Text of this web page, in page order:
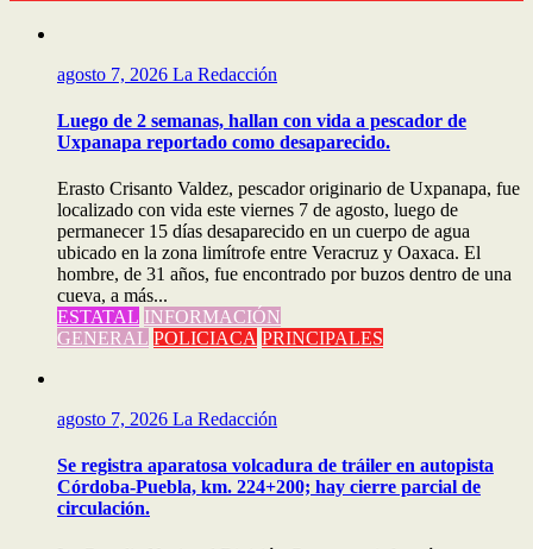
agosto 7, 2026 La Redacción
Luego de 2 semanas, hallan con vida a pescador de
Uxpanapa reportado como desaparecido.
Erasto Crisanto Valdez, pescador originario de Uxpanapa, fue
localizado con vida este viernes 7 de agosto, luego de
permanecer 15 días desaparecido en un cuerpo de agua
ubicado en la zona limítrofe entre Veracruz y Oaxaca. El
hombre, de 31 años, fue encontrado por buzos dentro de una
cueva, a más...
ESTATAL INFORMACIÓN
GENERAL POLICIACA PRINCIPALES
agosto 7, 2026 La Redacción
Se registra aparatosa volcadura de tráiler en autopista
Córdoba-Puebla, km. 224+200; hay cierre parcial de
circulación.